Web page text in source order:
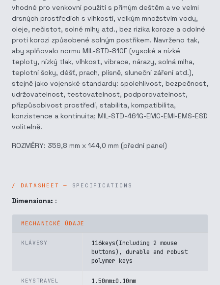
vhodné pro venkovní použití s přímým deštěm a ve velmi
drsných prostředích s vlhkostí, velkým množstvím vody,
oleje, nečistot, solné mlhy atd., bez rizika koroze a odolné
proti korozi způsobené solným postřikem. Navrženo tak,
aby splňovalo normu MIL-STD-810F (vysoké a nízké
teploty, nízký tlak, vlhkost, vibrace, nárazy, solná mlha,
teplotní šoky, déšť, prach, plísně, sluneční záření atd.),
stejně jako vojenské standardy: spolehlivost, bezpečnost,
udržovatelnost, testovatelnost, podporovatelnost,
přizpůsobivost prostředí, stabilita, kompatibilita,
konzistence a kontinuita; MIL-STD-461G-EMC-EMI-EMS-ESD
volitelně.
ROZMĚRY: 359,8 mm x 144,0 mm (přední panel)
SPECIFICATIONS
Dimensions: :
MECHANICKÉ ÚDAJE
KLÁVESY
116keys(Including 2 mouse
buttons), durable and robust
polymer keys
KEYSTRAVEL 1.50mm±0.10mm